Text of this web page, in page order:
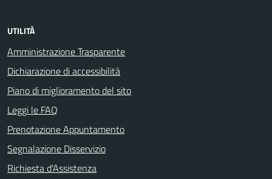
UTILITÀ
Amministrazione Trasparente
Dichiarazione di accessibilità
Piano di miglioramento del sito
Leggi le FAQ
Prenotazione Appuntamento
Segnalazione Disservizio
Richiesta d'Assistenza